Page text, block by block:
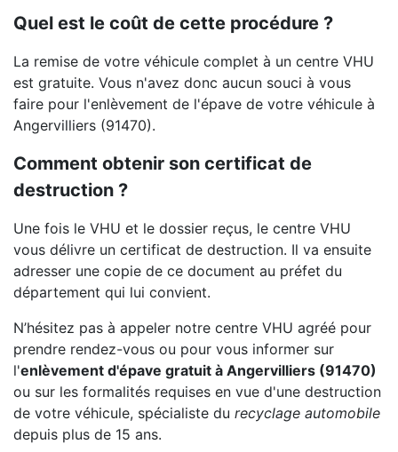
Quel est le coût de cette procédure ?
La remise de votre véhicule complet à un centre VHU
est gratuite. Vous n'avez donc aucun souci à vous
faire pour l'enlèvement de l'épave de votre véhicule à
Angervilliers (91470).
Comment obtenir son certificat de
destruction ?
Une fois le VHU et le dossier reçus, le centre VHU
vous délivre un certificat de destruction. Il va ensuite
adresser une copie de ce document au préfet du
département qui lui convient.
N’hésitez pas à appeler notre centre VHU agréé pour
prendre rendez-vous ou pour vous informer sur
l'enlèvement d'épave gratuit à Angervilliers (91470)
ou sur les formalités requises en vue d'une destruction
de votre véhicule, spécialiste du recyclage automobile
depuis plus de 15 ans.